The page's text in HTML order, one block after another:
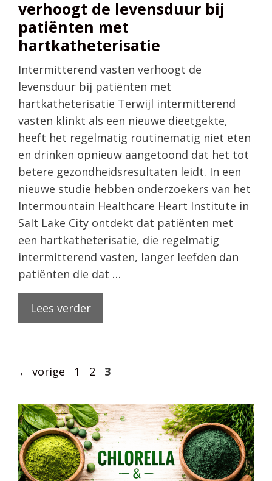
verhoogt de levensduur bij
patiënten met
hartkatheterisatie
Intermitterend vasten verhoogt de
levensduur bij patiënten met
hartkatheterisatie Terwijl intermitterend
vasten klinkt als een nieuwe dieetgekte,
heeft het regelmatig routinematig niet eten
en drinken opnieuw aangetoond dat het tot
betere gezondheidsresultaten leidt. In een
nieuwe studie hebben onderzoekers van het
Intermountain Healthcare Heart Institute in
Salt Lake City ontdekt dat patiënten met
een hartkatheterisatie, die regelmatig
intermitterend vasten, langer leefden dan
patiënten die dat …
Lees verder
← vorige Pagina
1 Pagina
2 Pagina
3